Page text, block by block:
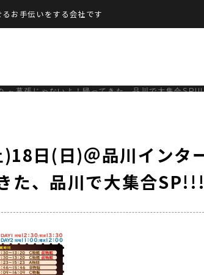
お手伝いをする会社です
幕張じゃないよ！帰ってきた、品川で大集合
日(日)＠品川インタ
た、品川で大集合